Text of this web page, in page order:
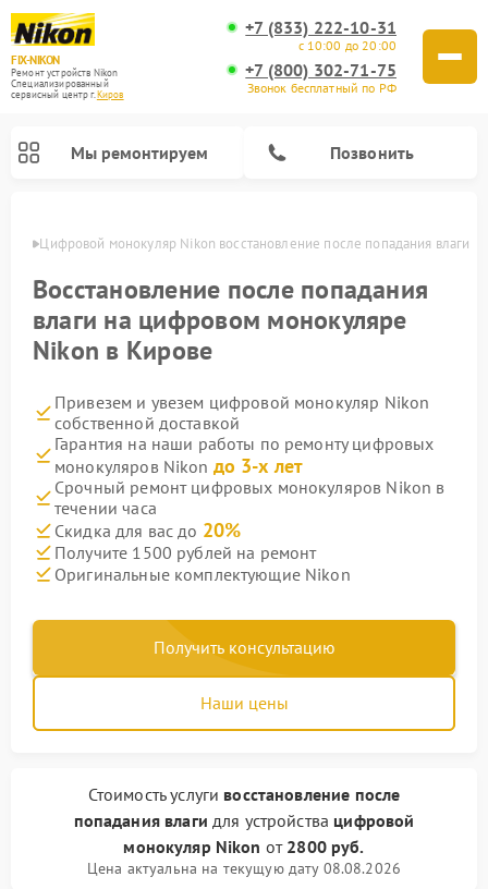
FIX-NIKON
Ремонт устройств Nikon
Специализированный
cервисный центр г.Киров
+7 (833) 222-10-31
с 10:00 до 20:00
+7 (800) 302-71-75
Звонок бесплатный по РФ
Мы ремонтируем Позвонить
Цифровой монокуляр Nikon восстановление после попадания влаги
Восстановление после попадания
влаги на цифровом монокуляре
Nikon в Кирове
Привезем и увезем цифровой монокуляр Nikon
собственной доставкой
Гарантия на наши работы по ремонту цифровых
монокуляров Nikon до 3-х лет
Срочный ремонт цифровых монокуляров Nikon в
течении часа
Скидка для вас до 20%
Получите 1500 рублей на ремонт
Оригинальные комплектующие Nikon
Получить консультацию
Наши цены
Стоимость услуги восстановление после
попадания влаги для устройства цифровой
монокуляр Nikon от 2800 руб.
Цена актуальна на текущую дату 08.08.2026